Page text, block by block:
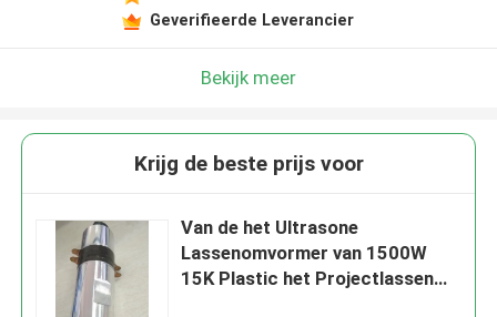
Geverifieerde Leverancier
Bekijk meer
Krijg de beste prijs voor
Van de het Ultrasone
Lassenomvormer van 1500W
15K Plastic het Projectlassen